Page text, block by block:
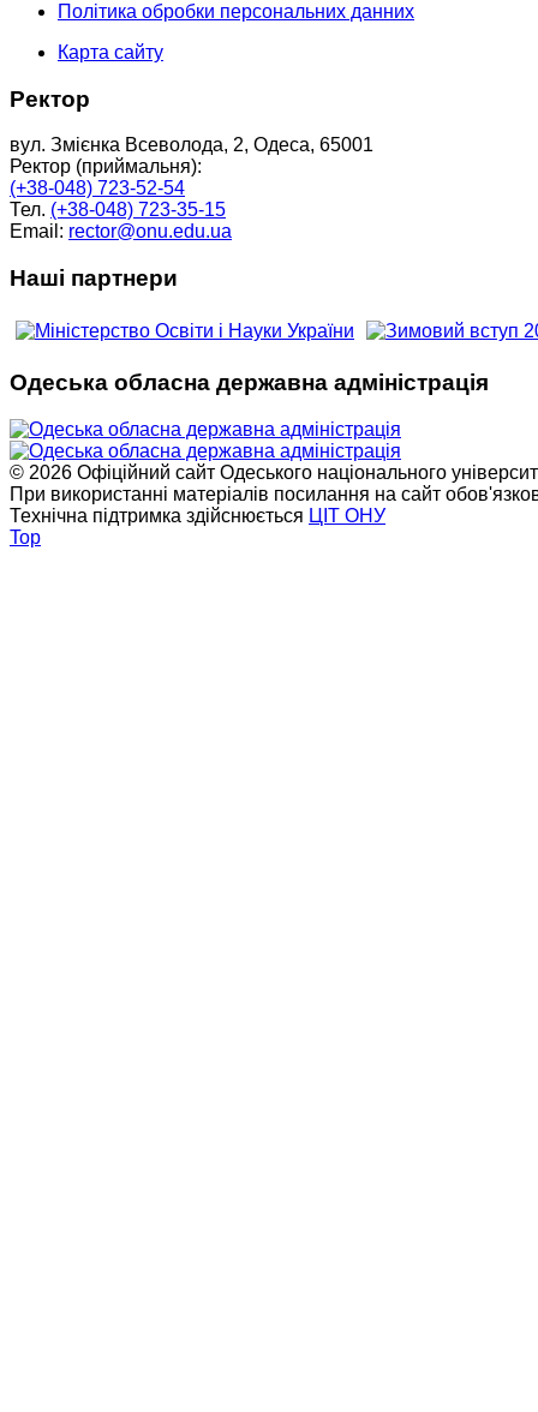
Політика обробки персональних данних
Карта сайту
Ректор
вул. Змієнка Всеволода, 2, Одеса, 65001
Ректор (приймальня):
(+38-048) 723-52-54
Тел. (+38-048) 723-35-15
Email: rector@onu.edu.ua
Наші партнери
Одеська обласна державна адміністрація
© 2026 Офіційний сайт Одеського національного
При використанні матеріалів посилання на сайт
Технічна підтримка здійснюється ЦІТ ОНУ
Top